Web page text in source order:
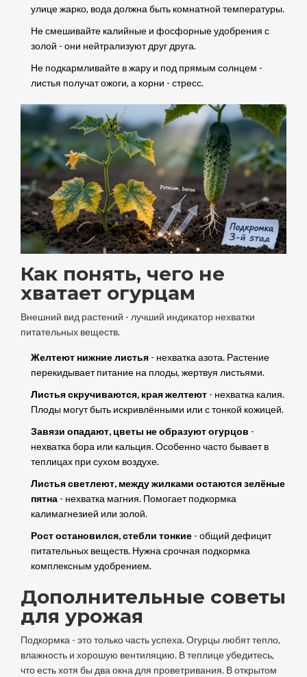
улице жарко, вода должна быть комнатной температуры.
Не смешивайте калийные и фосфорные удобрения с
золой - они нейтрализуют друг друга.
Не подкармливайте в жару и под прямым солнцем -
листья получат ожоги, а корни - стресс.
Как понять, чего не
хватает огурцам
Внешний вид растений - лучший индикатор нехватки
питательных веществ.
Желтеют нижние листья- нехватка азота. Растение
перекидывает питание на плоды, жертвуя листьями.
Листья скручиваются, края желтеют- нехватка калия.
Плоды могут быть искривлёнными или с тонкой кожицей.
Завязи опадают, цветы не образуют огурцов -
нехватка бора или кальция. Особенно часто бывает в
теплицах при сухом воздухе.
Листья светлеют, между жилками остаются зелёные
пятна- нехватка магния. Помогает подкормка
калимагнезией или золой.
Рост остановился, стебли тонкие- общий дефицит
питательных веществ. Нужна срочная подкормка
комплексным удобрением.
Дополнительные советы
для урожая
Подкормка - это только часть успеха. Огурцы любят тепло,
влажность и хорошую вентиляцию. В теплице убедитесь,
что есть хотя бы два окна для проветривания. В открытом